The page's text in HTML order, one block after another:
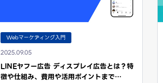
Webマーケティング入門
2025.09.05
LINEヤフー広告 ディスプレイ広告とは？特
徴や仕組み、費用や活用ポイントまで…